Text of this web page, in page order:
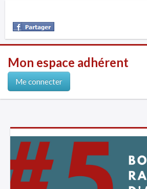
Mon espace adhérent
Me connecter